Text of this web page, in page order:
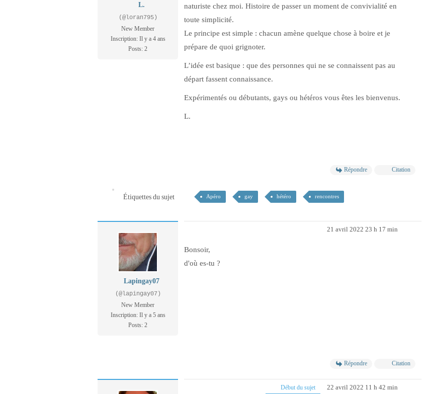
L.
(@loran795)
New Member
Inscription: Il y a 4 ans
Posts: 2
naturiste chez moi. Histoire de passer un moment de convivialité en
toute simplicité.
Le principe est simple : chacun amène quelque chose à boire et je
prépare de quoi grignoter.
L’idée est basique : que des personnes qui ne se connaissent pas au
départ fassent connaissance.
Expérimentés ou débutants, gays ou hétéros vous êtes les bienvenus.
L.
Répondre Citation
Étiquettes du sujet Apéro gay hétéro rencontres
Lapingay07
(@lapingay07)
New Member
Inscription: Il y a 5 ans
Posts: 2
21 avril 2022 23 h 17 min
Bonsoir,
d'où es-tu ?
Répondre Citation
Début du sujet 22 avril 2022 11 h 42 min